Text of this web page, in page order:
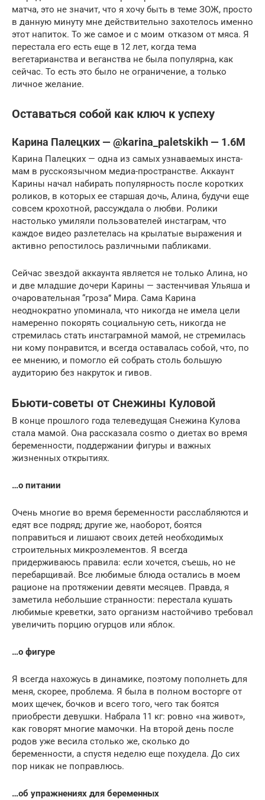
матча, это не значит, что я хочу быть в теме ЗОЖ, просто
в данную минуту мне действительно захотелось именно
этот напиток. То же самое и с моим отказом от мяса. Я
перестала его есть еще в 12 лет, когда тема
вегетарианства и веганства не была популярна, как
сейчас. То есть это было не ограничение, а только
личное желание.
Оставаться собой как ключ к успеху
Карина Палецких — @karina_paletskikh — 1.6M
Карина Палецких — одна из самых узнаваемых инста-
мам в русскоязычном медиа-пространстве. Аккаунт
Карины начал набирать популярность после коротких
роликов, в которых ее старшая дочь, Алина, будучи еще
совсем крохотной, рассуждала о любви. Ролики
настолько умиляли пользователей инстаграм, что
каждое видео разлетелась на крылатые выражения и
активно репостилось различными пабликами.
Сейчас звездой аккаунта является не только Алина, но
и две младшие дочери Карины — застенчивая Ульяша и
очаровательная “гроза” Мира. Сама Карина
неоднократно упоминала, что никогда не имела цели
намеренно покорять социальную сеть, никогда не
стремилась стать инстаграмной мамой, не стремилась
ни кому понравится, и всегда оставалась собой, что, по
ее мнению, и помогло ей собрать столь большую
аудиторию без накруток и гивов.
Бьюти-советы от Снежины Куловой
В конце прошлого года телеведущая Снежина Кулова
стала мамой. Она рассказала cosmo о диетах во время
беременности, поддержании фигуры и важных
жизненных открытиях.
…о питании
Очень многие во время беременности расслабляются и
едят все подряд; другие же, наоборот, боятся
поправиться и лишают своих детей необходимых
строительных микроэлементов. Я всегда
придерживаюсь правила: если хочется, съешь, но не
перебарщивай. Все любимые блюда остались в моем
рационе на протяжении девяти месяцев. Правда, я
заметила небольшие странности: перестала кушать
любимые креветки, зато организм настойчиво требовал
увеличить порцию огурцов или яблок.
…о фигуре
Я всегда нахожусь в динамике, поэтому пополнеть для
меня, скорее, проблема. Я была в полном восторге от
моих щечек, бочков и всего того, чего так боятся
приобрести девушки. Набрала 11 кг: ровно «на живот»,
как говорят многие мамочки. На второй день после
родов уже весила столько же, сколько до
беременности, а спустя неделю еще похудела. До сих
пор никак не поправлюсь.
…об упражнениях для беременных